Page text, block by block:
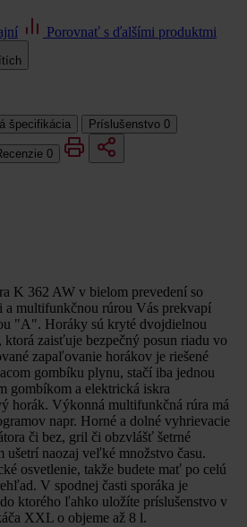
Porovnať s ďalšími produktmi
špecifikácia Príslušenstvo 0
0
K 362 AW v bielom prevedení so
multifunkčnou rúrou Vás prekvapí
"A". Horáky sú kryté dvojdielnou
zaisťuje bezpečný posun riadu vo
zapaľovanie horákov je riešené
gombíku plynu, stačí iba jednou
gombíkom a elektrická iskra
horák. Výkonná multifunkčná rúra má
napr. Horné a dolné vyhrievacie
či bez, gril či obzvlášť šetrné
ušetrí naozaj veľké množstvo času.
osvetlenie, takže budete mať po celú
V spodnej časti sporáka je
ktorého ľahko uložíte príslušenstvo v
XXL o objeme až 8 l.